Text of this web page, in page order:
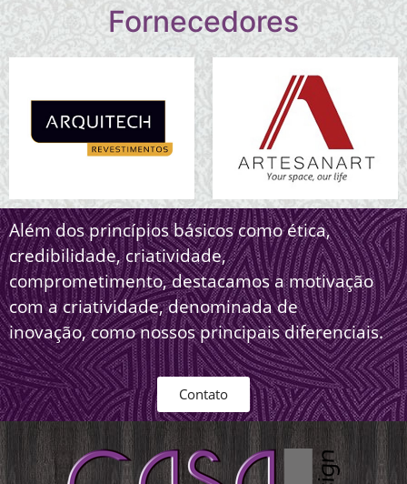
Fornecedores
Além dos princípios básicos como ética,
credibilidade, criatividade,
comprometimento, destacamos a motivação
com a criatividade, denominada de
inovação, como nossos principais diferenciais.
Contato